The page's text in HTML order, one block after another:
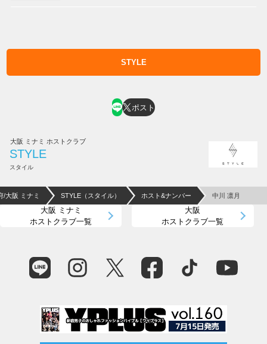
STYLE
ポスト
大阪 ミナミ ホストクラブ
STYLE
スタイル
/大阪 ミナミ STYLE（スタイル） ホスト&ナンバー 中川 凛月
大阪 ミナミ
ホストクラブ一覧
大阪
ホストクラブ一覧